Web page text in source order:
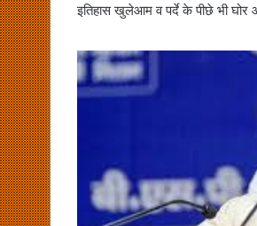
इतिहास खुलेआम व पर्दे के पीछे भी घोर